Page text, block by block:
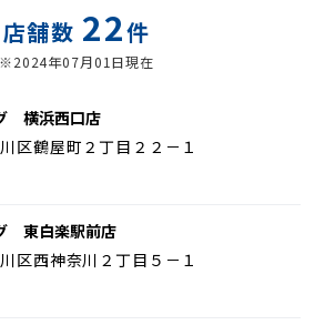
店舗数 22件
※2024年07月01日現在
横浜西口店
区鶴屋町２丁目２２－１
東白楽駅前店
区西神奈川２丁目５－１